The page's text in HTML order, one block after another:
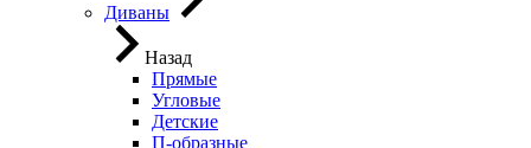
Диваны
Назад
Прямые
Угловые
Детские
П-образные